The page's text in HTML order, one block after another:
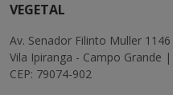
VEGETAL
Av. Senador Filinto Muller 1146
Vila Ipiranga - Campo Grande |
CEP: 79074-902